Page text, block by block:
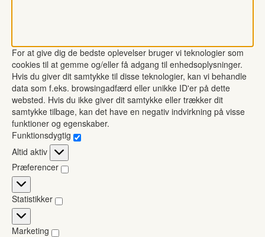
For at give dig de bedste oplevelser bruger vi teknologier som
cookies til at gemme og/eller få adgang til enhedsoplysninger.
Hvis du giver dit samtykke til disse teknologier, kan vi behandle
data som f.eks. browsingadfærd eller unikke ID'er på dette
websted. Hvis du ikke giver dit samtykke eller trækker dit
samtykke tilbage, kan det have en negativ indvirkning på visse
funktioner og egenskaber.
Funktionsdygtig
Funktionsdygtig
Altid aktiv
Præferencer
Præferencer
Statistikker
Statistikker
Marketing